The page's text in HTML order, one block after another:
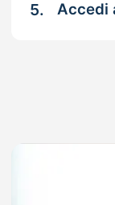
5. Accedi